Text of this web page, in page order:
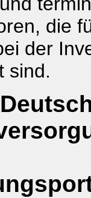
die
der
sind.